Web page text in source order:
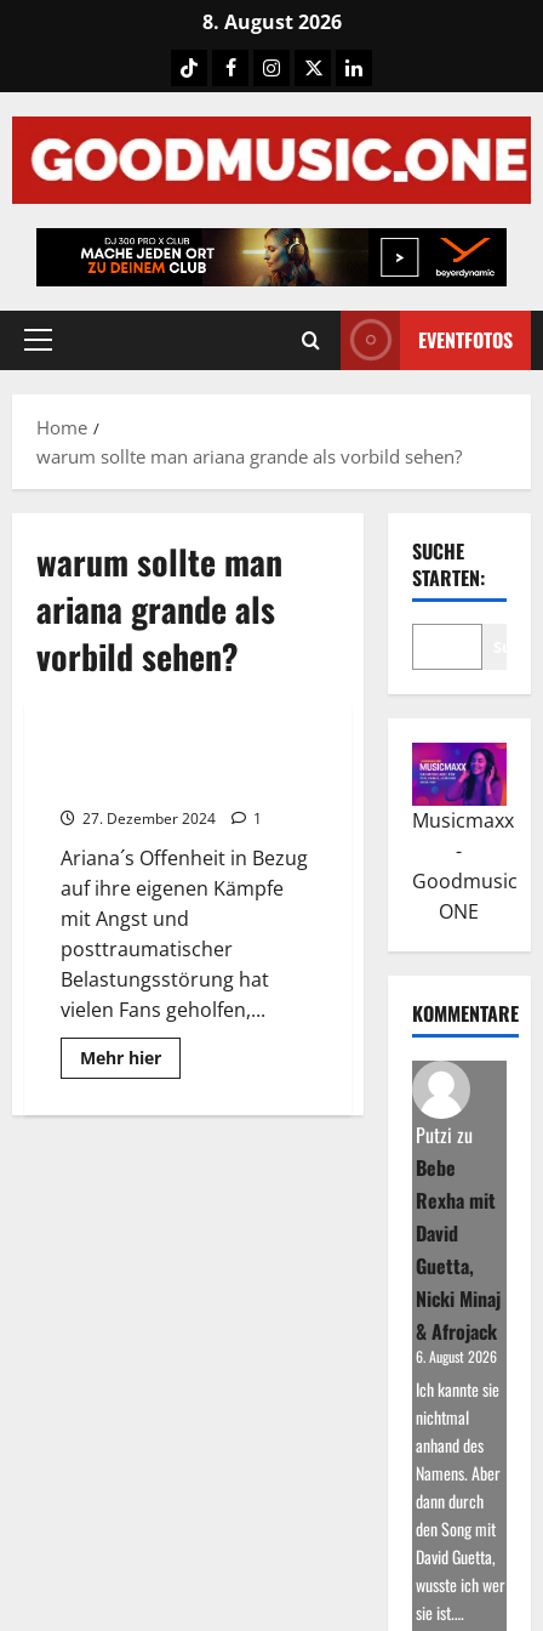
8. August 2026
TiktokFacebook
Instagram
X LinkedIN
Primary
EVENTFOTOS
Home
warum sollte man ariana grande als vorbild sehen?
warum sollte man
ariana grande als
vorbild sehen?
27. Dezember 2024 1
Ariana´s Offenheit in Bezug
auf ihre eigenen Kämpfe
mit Angst und
posttraumatischer
Belastungsstörung hat
vielen Fans geholfen,...
Mehr hierRead
more
Grande:
SUCHE
STARTEN:
Musicmaxx
-
Goodmusic
ONE
KOMMENTARE
Putzi zu
Bebe
Rexha mit
David
Guetta,
Nicki Minaj
& Afrojack
6. August 2026
Ich kannte sie
nichtmal
anhand des
Namens. Aber
dann durch
den Song mit
David Guetta,
wusste ich wer
sie ist.…